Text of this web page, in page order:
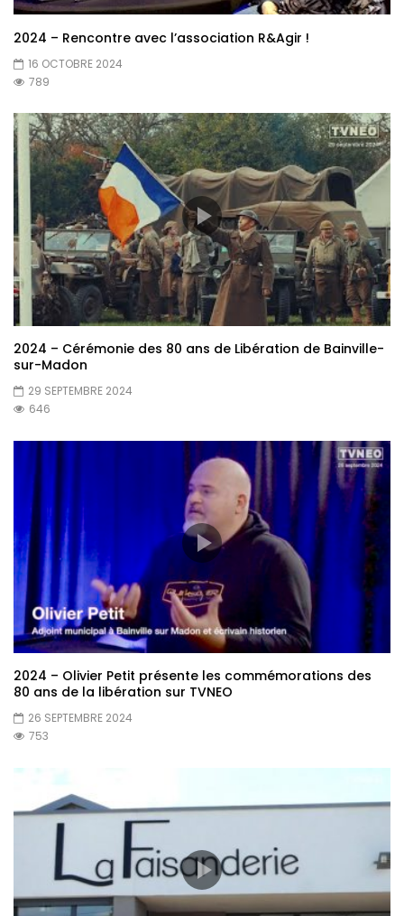
2024 – Rencontre avec l’association R&Agir !
16 OCTOBRE 2024
789
2024 – Cérémonie des 80 ans de Libération de Bainville-
sur-Madon
29 SEPTEMBRE 2024
646
2024 – Olivier Petit présente les commémorations des
80 ans de la libération sur TVNEO
26 SEPTEMBRE 2024
753